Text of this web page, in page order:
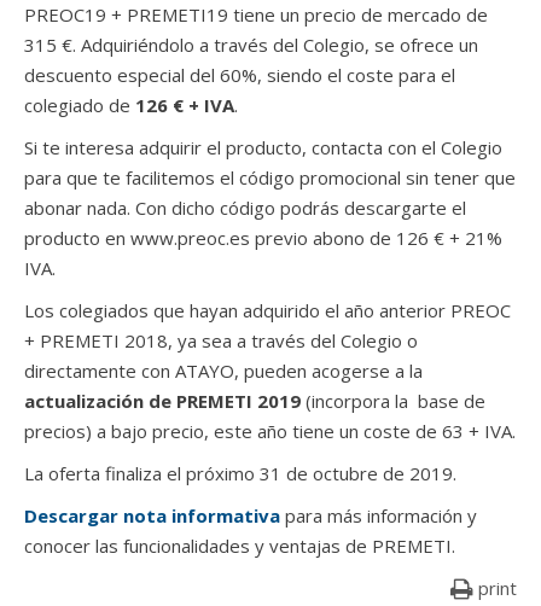
PREOC19 + PREMETI19 tiene un precio de mercado de
315 €. Adquiriéndolo a través del Colegio, se ofrece un
descuento especial del 60%, siendo el coste para el
colegiado de 126 € + IVA.
Si te interesa adquirir el producto, contacta con el Colegio
para que te facilitemos el código promocional sin tener que
abonar nada. Con dicho código podrás descargarte el
producto en www.preoc.es previo abono de 126 € + 21%
IVA.
Los colegiados que hayan adquirido el año anterior PREOC
+ PREMETI 2018, ya sea a través del Colegio o
directamente con ATAYO, pueden acogerse a la
actualización de PREMETI 2019 (incorpora la base de
precios) a bajo precio, este año tiene un coste de 63 + IVA.
La oferta finaliza el próximo 31 de octubre de 2019.
Descargar nota informativa para más información y
conocer las funcionalidades y ventajas de PREMETI.
print